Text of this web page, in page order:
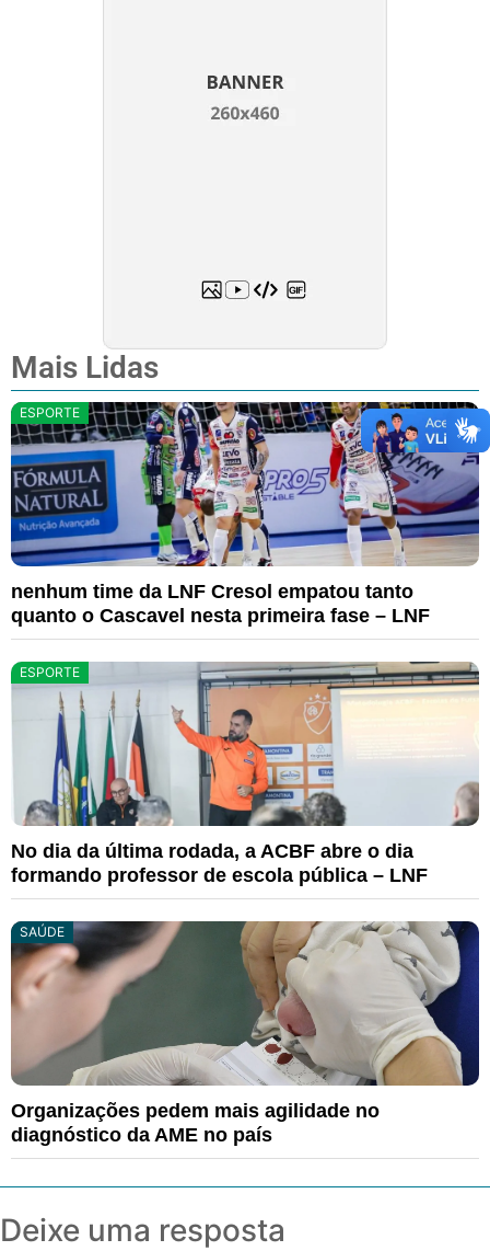
Mais Lidas
ESPORTE
nenhum time da LNF Cresol empatou tanto
quanto o Cascavel nesta primeira fase – LNF
ESPORTE
No dia da última rodada, a ACBF abre o dia
formando professor de escola pública – LNF
SAÚDE
Organizações pedem mais agilidade no
diagnóstico da AME no país
Deixe uma resposta